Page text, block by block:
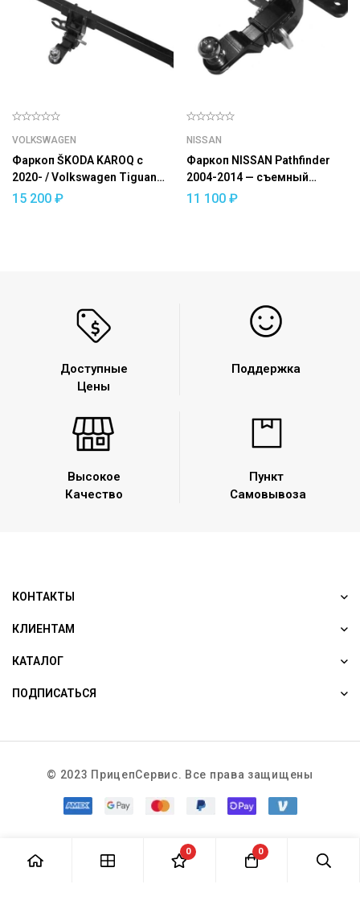
VOLKSWAGEN
Фаркоп ŠKODA KAROQ с
2020- / Volkswagen Tiguan
2017- / ŠKODA Kodiaq 2017-
15 200 ₽
NISSAN
Фаркоп NISSAN Pathfinder
2004-2014 — съемный
квадрат
11 100 ₽
Высокое
Качество
Доступные
Цены
Пункт
Самовывоза
Поддержка
КОНТАКТЫ
КЛИЕНТАМ
КАТАЛОГ
ПОДПИСАТЬСЯ
© 2023 ПрицепСервис. Все права защищены
0 0